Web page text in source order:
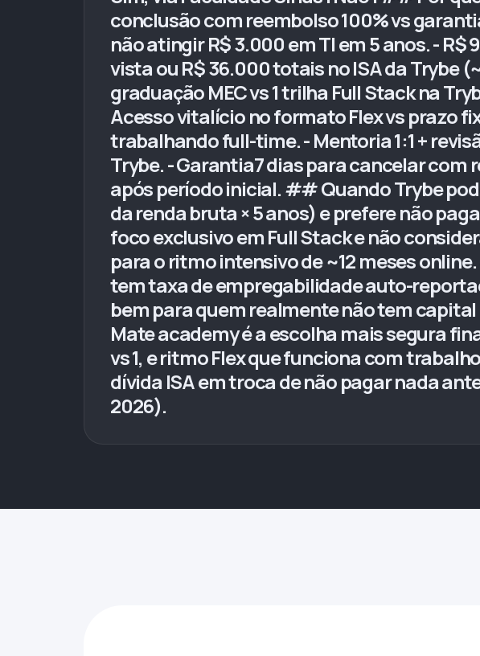
conclusão com reembolso 100% vs
não atingir R$ 3.000 em TI em 5 anos. - R$
vista ou R$ 36.000 totais no ISA da Trybe
graduação MEC vs 1 trilha Full Stack na
Acesso vitalício no formato Flex vs prazo
trabalhando full-time. - Mentoria 1:1 +
Trybe. - Garantia7 dias para cancelar
após período inicial. ## Quando Trybe
da renda bruta × 5 anos) e prefere não
foco exclusivo em Full Stack e não
para o ritmo intensivo de ~12 meses
tem taxa de empregabilidade auto-
bem para quem realmente não tem
Mate academy é a escolha mais segura
vs 1, e ritmo Flex que funciona com
dívida ISA em troca de não pagar nada
2026).